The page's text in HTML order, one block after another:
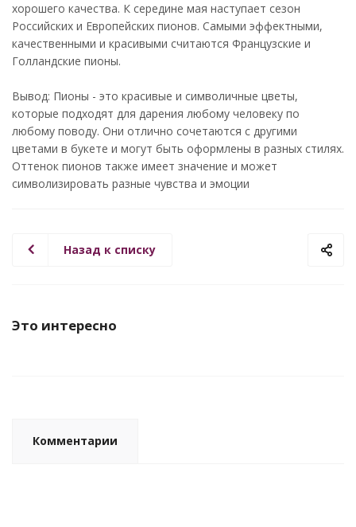
хорошего качества. К середине мая наступает сезон
Российских и Европейских пионов. Самыми эффектными,
качественными и красивыми считаются Французские и
Голландские пионы.
Вывод: Пионы - это красивые и символичные цветы,
которые подходят для дарения любому человеку по
любому поводу. Они отлично сочетаются с другими
цветами в букете и могут быть оформлены в разных стилях.
Оттенок пионов также имеет значение и может
символизировать разные чувства и эмоции
Назад к списку
Это интересно
Комментарии